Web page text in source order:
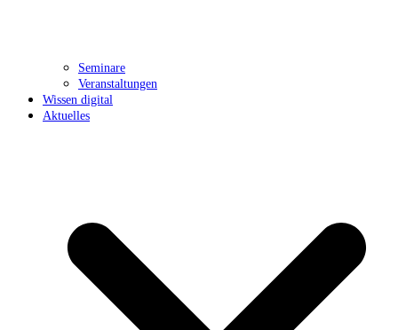
Seminare
Veranstaltungen
Wissen digital
Aktuelles